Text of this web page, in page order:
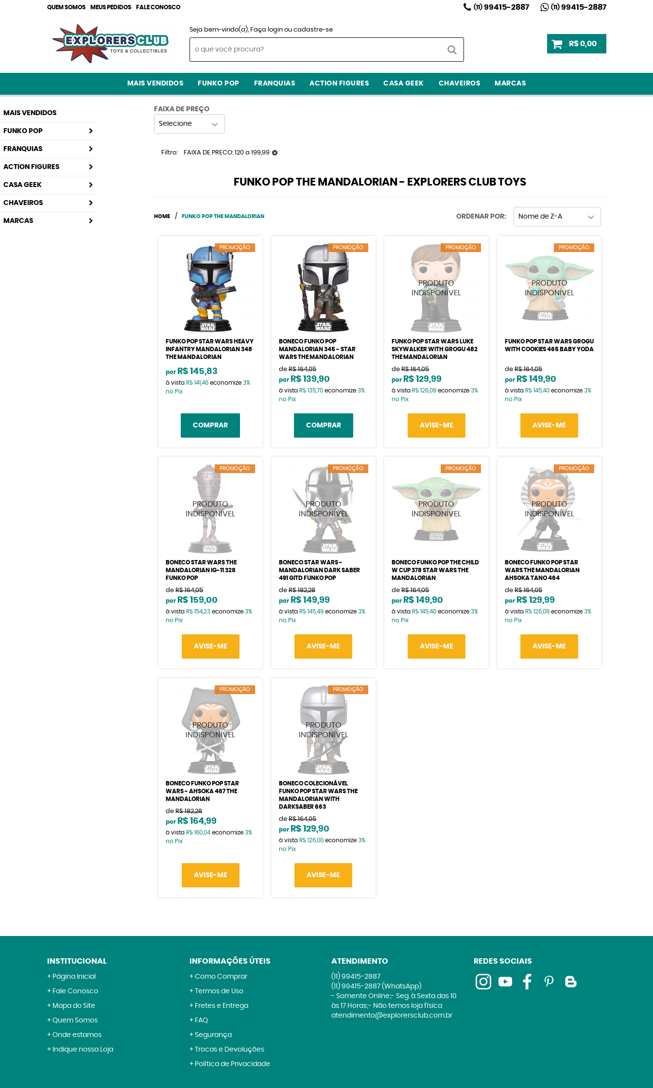
QUEM SOMOS MEUS PEDIDOS FALE CONOSCO (11)99415-2887 (11)99415-2887
Seja bem-vindo(a), Faça login ou cadastre-se
R$ 0,00
MAIS VENDIDOS FUNKO POP FRANQUIAS ACTION FIGURES CASA GEEK CHAVEIROS MARCAS
MAIS VENDIDOS
FUNKO POP
FRANQUIAS
ACTION FIGURES
CASA GEEK
CHAVEIROS
MARCAS
FAIXA DE PREÇO
Selecione
Filtro FAIXA DE PRECO: 120 a 199,99
FUNKO POP THE MANDALORIAN - EXPLORERS CLUB TOYS
HOME FUNKO POP THE MANDALORIAN ORDENAR POR Nome de Z-A
PROMOÇÃO
FUNKO POP STAR WARS HEAVY
INFANTRY MANDALORIAN 348
THE MANDALORIAN
por R$ 145,83
à vista R$ 141,46 economize3%
no Pix
COMPRAR
PROMOÇÃO
BONECO FUNKO POP
MANDALORIAN 345 - STAR
WARS THE MANDALORIAN
de R$ 164,05
por R$ 139,90
à vista R$ 135,70economize 3%
no Pix
COMPRAR
PROMOÇÃO
FUNKO POP STAR WARS LUKE
SKYWALKER WITH GROGU 482
THE MANDALORIAN
de R$ 164,05
por R$ 129,99
à vista R$ 126,09 economize3%
no Pix
AVISE-ME
PROMOÇÃO
FUNKO POP STAR WARS GROGU
WITH COOKIES 465 BABY YODA
de R$ 164,05
por R$ 149,90
à vista R$ 145,40economize 3%
no Pix
AVISE-ME
PROMOÇÃO
BONECO STAR WARS THE
MANDALORIAN IG-11 328
FUNKO POP
de R$ 164,05
por R$ 159,00
à vista R$ 154,23 economize3%
no Pix
AVISE-ME
PROMOÇÃO
BONECO STAR WARS -
MANDALORIAN DARK SABER
491 GITD FUNKO POP
de R$ 182,28
por R$ 149,99
à vista R$ 145,49economize 3%
no Pix
AVISE-ME
PROMOÇÃO
BONECO FUNKO POP THE CHILD
W CUP 378 STAR WARS THE
MANDALORIAN
de R$ 164,05
por R$ 149,90
à vista R$ 145,40 economize3%
no Pix
AVISE-ME
PROMOÇÃO
BONECO FUNKO POP STAR
WARS THE MANDALORIAN
AHSOKA TANO 464
de R$ 164,05
por R$ 129,99
à vista R$ 126,09economize 3%
no Pix
AVISE-ME
PROMOÇÃO
BONECO FUNKO POP STAR
WARS - AHSOKA 467 THE
MANDALORIAN
de R$ 182,28
por R$ 164,99
à vista R$ 160,04economize3%
no Pix
AVISE-ME
PROMOÇÃO
BONECO COLECIONÁVEL
FUNKO POP STAR WARS THE
MANDALORIAN WITH
DARKSABER 663
de R$ 164,05
por R$ 129,90
à vista R$ 126,00economize 3%
no Pix
AVISE-ME
INSTITUCIONAL
Página Inicial
Fale Conosco
Mapa do Site
Quem Somos
Onde estamos
Indique nossa Loja
INFORMAÇÕES ÚTEIS
Como Comprar
Termos de Uso
Fretes e Entrega
FAQ
Segurança
Trocas e Devoluções
Política de Privacidade
ATENDIMENTO
(11) 99415-2887
(11) 99415-2887 (WhatsApp)
- Somente Online;- Seg. à Sexta das 10
às 17 Horas;- Não temos loja física
atendimento@explorersclub.com.br
REDES SOCIAIS